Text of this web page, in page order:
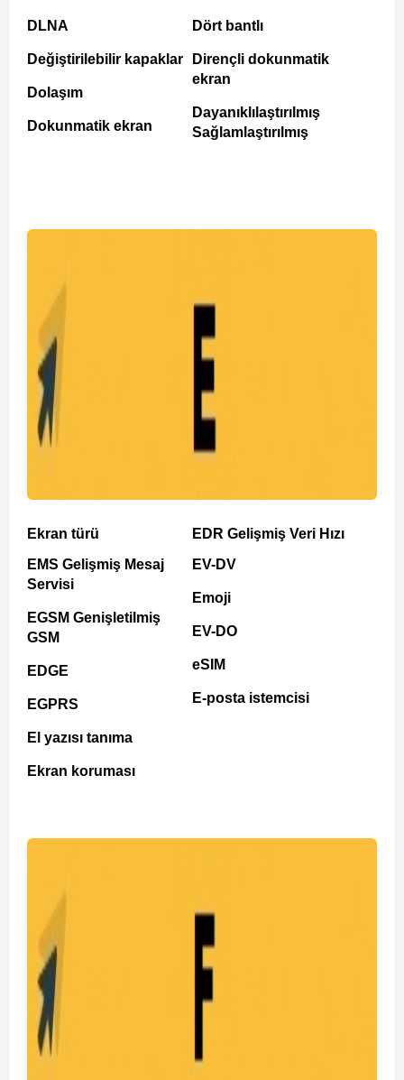
DLNA
Değiştirilebilir kapaklar
Dolaşım
Dokunmatik ekran
Dört bantlı
Dirençli dokunmatik
ekran
Dayanıklılaştırılmış
Sağlamlaştırılmış
Ekran türü
EMS Gelişmiş Mesaj
Servisi
EGSM Genişletilmiş
GSM
EDGE
EGPRS
El yazısı tanıma
Ekran koruması
EDR Gelişmiş Veri Hızı
EV-DV
Emoji
EV-DO
eSIM
E-posta istemcisi